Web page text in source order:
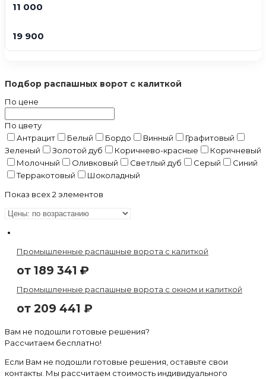
11 000
19 900
Подбор распашных ворот с калиткой
По цене
По цвету
Антрацит
Белый Бордо Винный
Графитовый
Зеленый
Золотой дуб Коричнево-красные
Коричневый
Молочный
Оливковый Светлый дуб Серый
Синий
Терракотовый
Шоколадный
Показ всех 2 элементов
Промышленные распашные ворота с калиткой
от 189 341 ₽
Промышленные распашные ворота с окном и калиткой
от 209 441 ₽
Вам не подошли готовые решения?
Рассчитаем бесплатно!
Если Вам не подошли готовые решения, оставьте свои
контакты. Мы рассчитаем стоимость индивидуального